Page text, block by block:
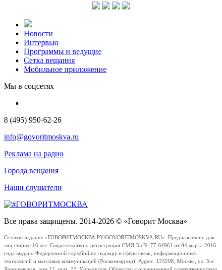
Новости
Интервью
Программы и ведущие
Сетка вещания
Мобильное приложение
Мы в соцсетях
8 (495) 950-62-26
info@govoritmoskva.ru
Реклама на радио
Города вещания
Наши слушатели
Все права защищены. 2014-2026 © «Говорит Москва»
Сетевое издание «ГОВОРИТМОСКВА.РУ/GOVORITMOSKVA.RU». Предназначено для
лиц старше 16 лет. Свидетельство о регистрации СМИ Эл № 77-64961 от 04 марта 2016
года выдано Федеральной службой по надзору в сфере связи, информационных
технологий и массовых коммуникаций (Роскомнадзор). Адрес: 123298, Москва, ул. 3-я